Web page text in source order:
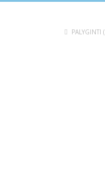
PALYGINTI (